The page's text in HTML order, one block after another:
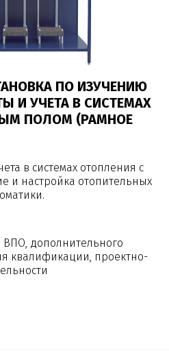
ПО ИЗУЧЕНИЮ
И УЧЕТА В СИСТЕМАХ
ПОЛОМ (РАМНОЕ
в системах отопления с
и настройка отопительных
дополнительного
квалификации, проектно-